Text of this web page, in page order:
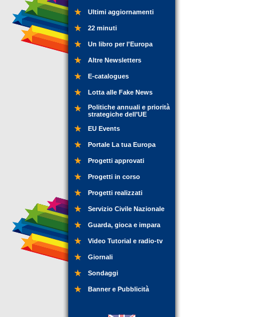
Ultimi aggiornamenti
22 minuti
Un libro per l'Europa
Altre Newsletters
E-catalogues
Lotta alle Fake News
Politiche annuali e priorità
strategiche dell’UE
EU Events
Portale La tua Europa
Progetti approvati
Progetti in corso
Progetti realizzati
Servizio Civile Nazionale
Guarda, gioca e impara
Video Tutorial e radio-tv
Giornali
Sondaggi
Banner e Pubblicità